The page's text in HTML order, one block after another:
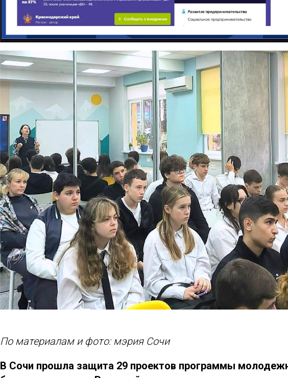
По материалам и фото: мэрия Сочи
В Сочи прошла защита 29 проектов программы